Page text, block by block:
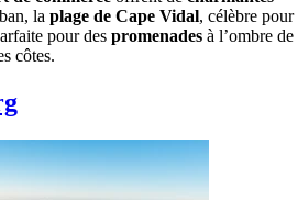
la plage de Cape Vidal, célèbre pour
pour des promenades à l’ombre de
côtes.